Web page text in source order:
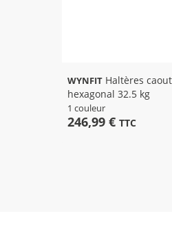
WYNFITHaltères caoutchouc
hexagonal 32.5 kg
1 couleur
246,99 € TTC